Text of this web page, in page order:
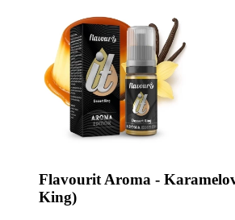
Flavourit Aroma -
King)